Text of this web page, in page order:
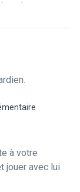
suis
chez
domicile afin
leur bien-être.
!
les
litière, câliner
à votre
jouer avec lui